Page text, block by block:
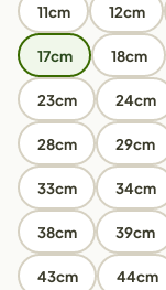
11cm 12cm
17cm 18cm
23cm 24cm
28cm 29cm
33cm 34cm
38cm 39cm
43cm 44cm